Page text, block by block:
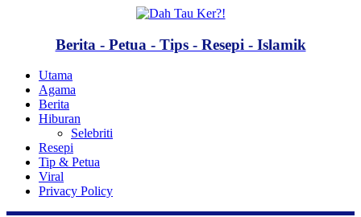
Berita - Petua - Tips - Resepi - Islamik
Utama
Agama
Berita
Hiburan
Selebriti
Resepi
Tip & Petua
Viral
Privacy Policy